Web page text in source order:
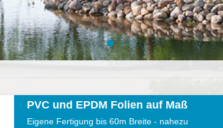
PVC und EPDM Folien auf Maß
Eigene Fertigung bis 60m Breite - nahezu